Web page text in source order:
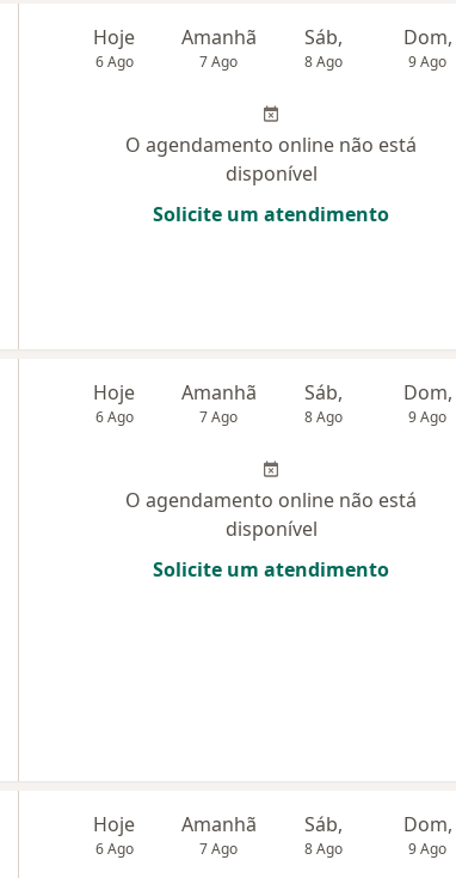
Hoje
6 Ago
Amanhã
7 Ago
Sáb,
8 Ago
Dom,
9 Ago
O agendamento online não está
disponível
Solicite um atendimento
Hoje
6 Ago
Amanhã
7 Ago
Sáb,
8 Ago
Dom,
9 Ago
O agendamento online não está
disponível
Solicite um atendimento
Hoje
6 Ago
Amanhã
7 Ago
Sáb,
8 Ago
Dom,
9 Ago